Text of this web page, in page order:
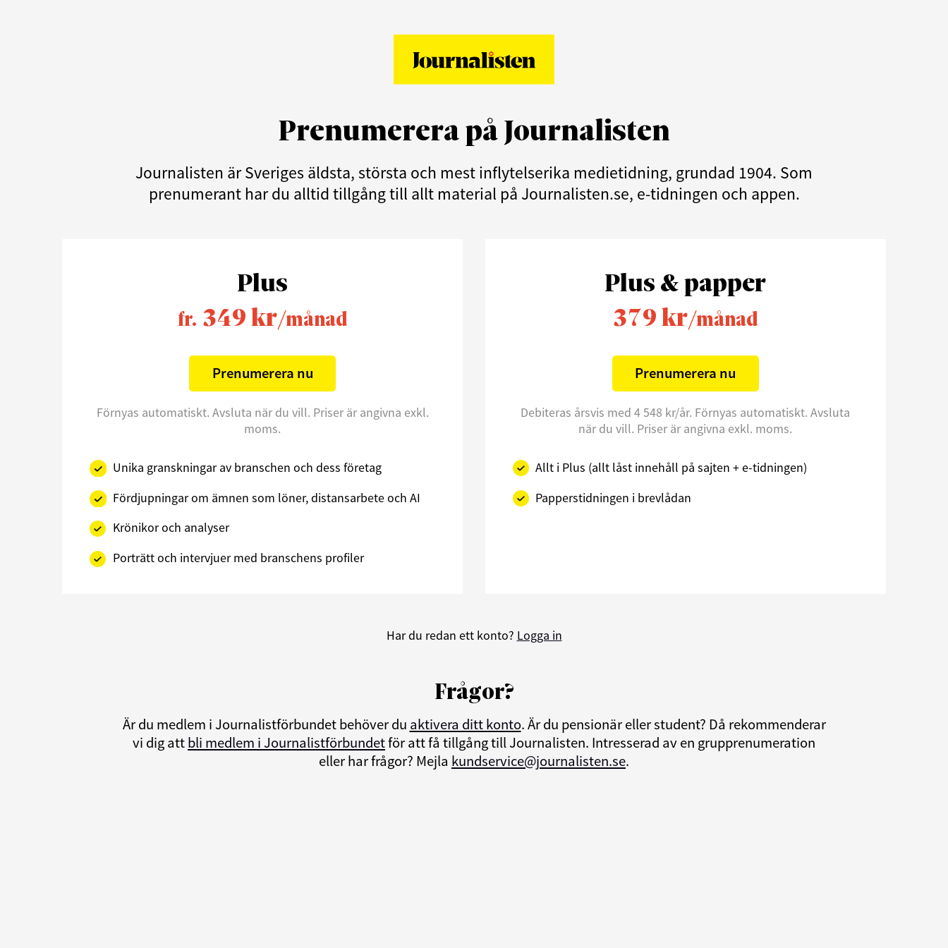
Prenumerera på Journalisten
Journalisten är Sveriges äldsta, största och mest inflytelserika medietidning, grundad 1904. Som
prenumerant har du alltid tillgång till allt material på Journalisten.se, e-tidningen och appen.
Plus
fr. 349 kr/månad
Prenumerera nu
Förnyas automatiskt. Avsluta när du vill. Priser är angivna exkl.
moms.
Unika granskningar av branschen och dess företag
Fördjupningar om ämnen som löner, distansarbete och AI
Krönikor och analyser
Porträtt och intervjuer med branschens profiler
Plus & papper
379 kr/månad
Prenumerera nu
Debiteras årsvis med 4 548 kr/år. Förnyas automatiskt. Avsluta
när du vill. Priser är angivna exkl. moms.
Allt i Plus (allt låst innehåll på sajten + e-tidningen)
Papperstidningen i brevlådan
Har du redan ett konto? Logga in
Frågor?
Är du medlem i Journalistförbundet behöver du aktivera ditt konto. Är du pensionär eller student? Då rekommenderar
vi dig attbli medlem i Journalistförbundetför att få tillgång till Journalisten. Intresserad av en grupprenumeration
eller har frågor? Mejla kundservice@journalisten.se.